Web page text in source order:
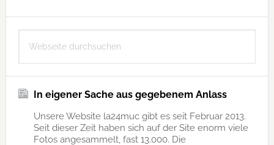
Seitenspalte
durchsuchen
In eigener Sache aus gegebenem Anlass
Unsere Website la24muc gibt es seit Februar 2013.
Seit dieser Zeit haben sich auf der Site enorm viele
Fotos angesammelt, fast 13.000. Die